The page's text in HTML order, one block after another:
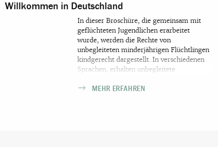
Informationen zu ihrer ersten Zeit in
Deutschland: Welche Rechte haben
Jugendliche in Deutschland und wie kann
man für seine Rechte kämpfen? Was ist
Diskriminierung und was kann man
dagegen tun? Welche Perspektiven und
Möglichkeiten gibt es für Schule,
wie können junge Geflüchtete und ihre
Willkommen in Deutschland
In dieser Broschüre, die gemeinsam mit
geflüchteten Jugendlichen erarbeitet
wurde, werden die Rechte von
unbegleiteten minderjährigen Flüchtlingen
kindgerecht dargestellt. In verschiedenen
Sprachen, erhalten unbegleitete
Deutschland ankommen Informationen zu
MEHR ERFAHREN